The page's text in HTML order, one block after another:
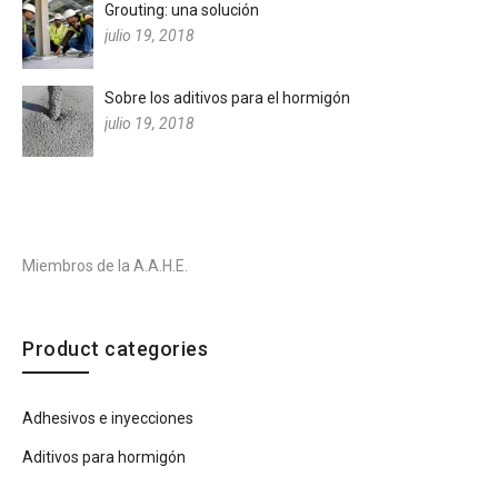
Grouting: una solución
julio 19, 2018
Sobre los aditivos para el hormigón
julio 19, 2018
Miembros de la A.A.H.E.
Product categories
Adhesivos e inyecciones
Aditivos para hormigón